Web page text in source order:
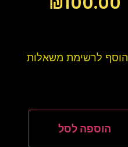
הוסף לרשימת משאלות
הוספה לסל